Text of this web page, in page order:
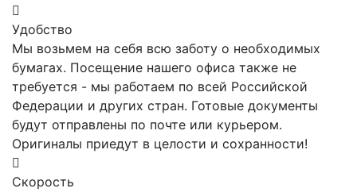
Удобство
Мы возьмем на себя всю заботу о необходимых
бумагах. Посещение нашего офиса также не
требуется - мы работаем по всей Российской
Федерации и других стран. Готовые документы
будут отправлены по почте или курьером.
Оригиналы приедут в целости и сохранности!
Скорость